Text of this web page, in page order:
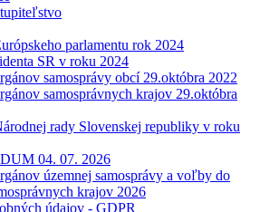
parlamentu rok 2024
SR v roku 2024
samosprávy obcí 29.októbra 2022
samosprávnych krajov 29.októbra
rady Slovenskej republiky v roku
04. 07. 2026
územnej samosprávy a voľby do
krajov 2026
údajov - GDPR